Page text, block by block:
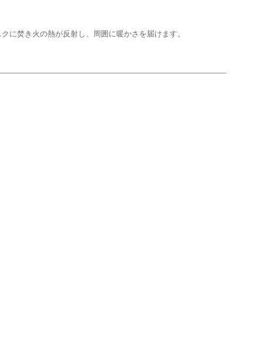
焚き火の熱が反射し、周囲に暖かさを届けます。